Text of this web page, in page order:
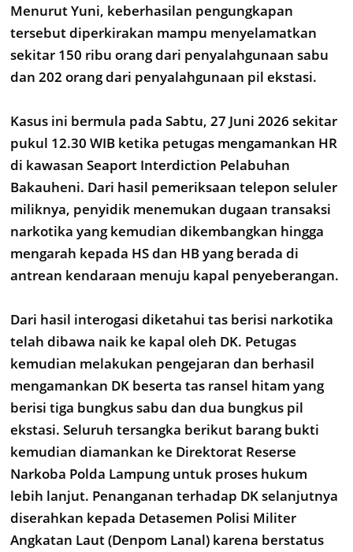
Menurut Yuni, keberhasilan pengungkapan
tersebut diperkirakan mampu menyelamatkan
sekitar 150 ribu orang dari penyalahgunaan sabu
dan 202 orang dari penyalahgunaan pil ekstasi.
Kasus ini bermula pada Sabtu, 27 Juni 2026 sekitar
pukul 12.30 WIB ketika petugas mengamankan HR
di kawasan Seaport Interdiction Pelabuhan
Bakauheni. Dari hasil pemeriksaan telepon seluler
miliknya, penyidik menemukan dugaan transaksi
narkotika yang kemudian dikembangkan hingga
mengarah kepada HS dan HB yang berada di
antrean kendaraan menuju kapal penyeberangan.
Dari hasil interogasi diketahui tas berisi narkotika
telah dibawa naik ke kapal oleh DK. Petugas
kemudian melakukan pengejaran dan berhasil
mengamankan DK beserta tas ransel hitam yang
berisi tiga bungkus sabu dan dua bungkus pil
ekstasi. Seluruh tersangka berikut barang bukti
kemudian diamankan ke Direktorat Reserse
Narkoba Polda Lampung untuk proses hukum
lebih lanjut. Penanganan terhadap DK selanjutnya
diserahkan kepada Detasemen Polisi Militer
Angkatan Laut (Denpom Lanal) karena berstatus